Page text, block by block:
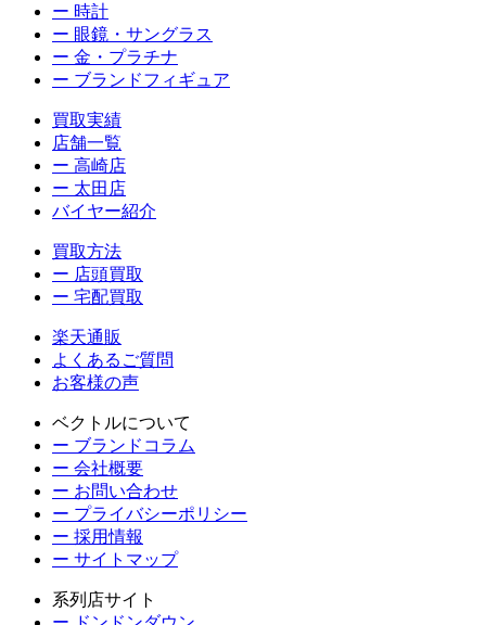
ー 時計
ー 眼鏡・サングラス
ー 金・プラチナ
ー ブランドフィギュア
買取実績
店舗一覧
ー 高崎店
ー 太田店
バイヤー紹介
買取方法
ー 店頭買取
ー 宅配買取
楽天通販
よくあるご質問
お客様の声
ベクトルについて
ー ブランドコラム
ー 会社概要
ー お問い合わせ
ー プライバシーポリシー
ー 採用情報
ー サイトマップ
系列店サイト